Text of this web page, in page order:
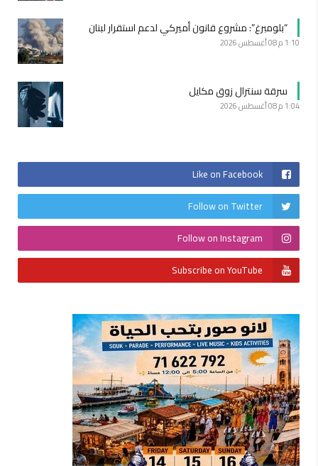
“بلومبرغ”: مشروع قانون أميركي لدعم استقرار لبنان
1:10 م 08 أغسطس 2026
سرقة سنترال زوق مكايل
1:04 م 08 أغسطس 2026
Like on Facebook
Follow on Twitter
Follow on Instagram
Subscribe on YouTube